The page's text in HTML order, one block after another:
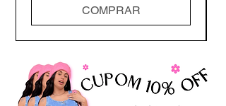
COMPRAR